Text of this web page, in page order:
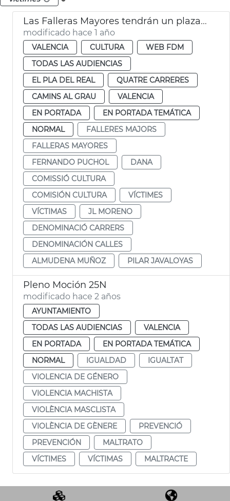
Las Falleras Mayores tendrán un plaza en su honor
modificado hace 1 año
VALENCIA CULTURA
WEB FDM
TODAS LAS AUDIENCIAS
EL PLA DEL REAL
QUATRE CARRERES
CAMINS AL GRAU
VALENCIA
EN PORTADA
EN PORTADA TEMÁTICA
NORMAL
FALLERES MAJORS
FALLERAS MAYORES
FERNANDO PUCHOL
DANA
COMISSIÓ CULTURA
COMISIÓN CULTURA
VÍCTIMES
VÍCTIMAS
JL MORENO
DENOMINACIÓ CARRERS
DENOMINACIÓN CALLES
ALMUDENA MUÑOZ
PILAR JAVALOYAS
Pleno Moción 25N
modificado hace 2 años
AYUNTAMIENTO
TODAS LAS AUDIENCIAS
VALENCIA
EN PORTADA
EN PORTADA TEMÁTICA
NORMAL
IGUALDAD
IGUALTAT
VIOLENCIA DE GÉNERO
VIOLENCIA MACHISTA
VIOLÈNCIA MASCLISTA
VIOLÈNCIA DE GÈNERE
PREVENCIÓ
PREVENCIÓN
MALTRATO
VÍCTIMES
VÍCTIMAS MALTRACTE